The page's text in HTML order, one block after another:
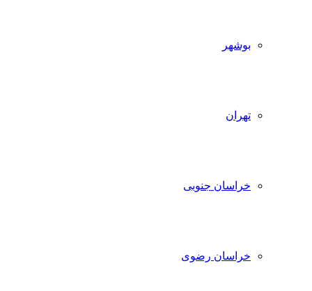
بوشهر
تهران
خراسان جنوبی
خراسان رضوی